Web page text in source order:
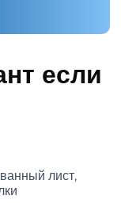
если
балки